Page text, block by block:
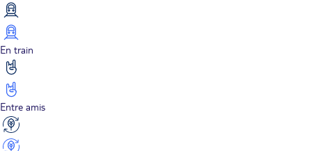
En train
Entre amis